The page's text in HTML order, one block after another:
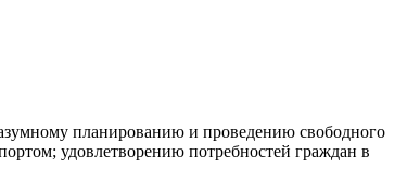
планированию и проведению свободного
удовлетворению потребностей граждан в